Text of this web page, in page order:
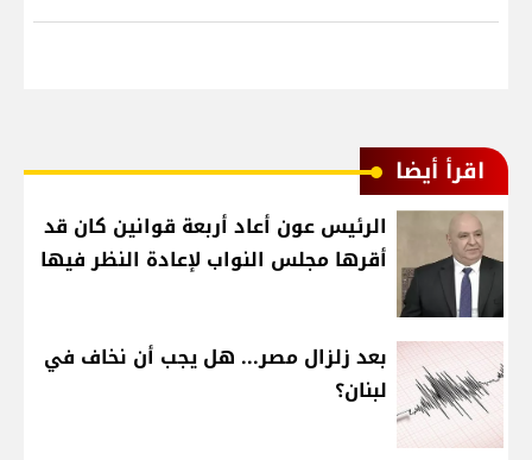
اقرأ أيضا
الرئيس عون أعاد أربعة قوانين كان قد
أقرها مجلس النواب لإعادة النظر فيها
بعد زلزال مصر... هل يجب أن نخاف في
لبنان؟